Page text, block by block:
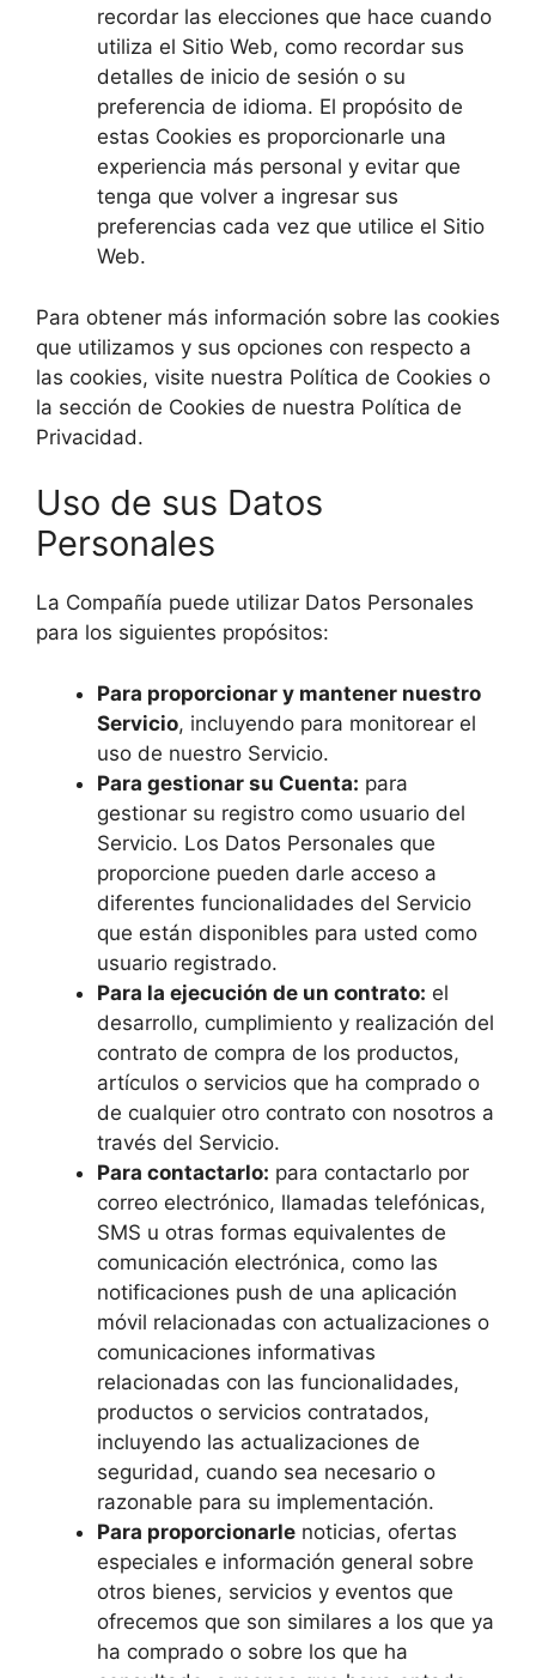
recordar las elecciones que hace cuando
utiliza el Sitio Web, como recordar sus
detalles de inicio de sesión o su
preferencia de idioma. El propósito de
estas Cookies es proporcionarle una
experiencia más personal y evitar que
tenga que volver a ingresar sus
preferencias cada vez que utilice el Sitio
Web.
Para obtener más información sobre las cookies
que utilizamos y sus opciones con respecto a
las cookies, visite nuestra Política de Cookies o
la sección de Cookies de nuestra Política de
Privacidad.
Uso de sus Datos
Personales
La Compañía puede utilizar Datos Personales
para los siguientes propósitos:
Para proporcionar y mantener nuestro
Servicio, incluyendo para monitorear el
uso de nuestro Servicio.
Para gestionar su Cuenta: para
gestionar su registro como usuario del
Servicio. Los Datos Personales que
proporcione pueden darle acceso a
diferentes funcionalidades del Servicio
que están disponibles para usted como
usuario registrado.
Para la ejecución de un contrato: el
desarrollo, cumplimiento y realización del
contrato de compra de los productos,
artículos o servicios que ha comprado o
de cualquier otro contrato con nosotros a
través del Servicio.
Para contactarlo: para contactarlo por
correo electrónico, llamadas telefónicas,
SMS u otras formas equivalentes de
comunicación electrónica, como las
notificaciones push de una aplicación
móvil relacionadas con actualizaciones o
comunicaciones informativas
relacionadas con las funcionalidades,
productos o servicios contratados,
incluyendo las actualizaciones de
seguridad, cuando sea necesario o
razonable para su implementación.
Para proporcionarle noticias, ofertas
especiales e información general sobre
otros bienes, servicios y eventos que
ofrecemos que son similares a los que ya
ha comprado o sobre los que ha